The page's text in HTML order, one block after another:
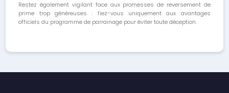
Restez également vigilant face aux promesses de reversement de
prime trop généreuses : fiez-vous uniquement aux avantages
officiels du programme de parrainage pour éviter toute déception.